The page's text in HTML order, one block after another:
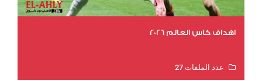
اهداف كاس العالم 2026
عدد الملفات 27